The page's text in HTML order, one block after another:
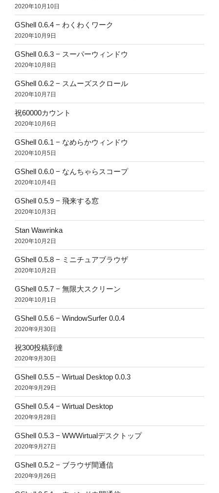
2020年10月10日
GShell 0.6.4 − わくわくワーク
2020年10月9日
GShell 0.6.3 − スーパーウィンドウ
2020年10月8日
GShell 0.6.2 − スムーズスクロール
2020年10月7日
祝60000カウント
2020年10月6日
GShell 0.6.1 − なめらかウィンドウ
2020年10月5日
GShell 0.6.0 − なんちゃらスコープ
2020年10月4日
GShell 0.5.9 − 飛来する窓
2020年10月3日
Stan Wawrinka
2020年10月2日
GShell 0.5.8 − ミニチュアブラウザ
2020年10月2日
GShell 0.5.7 − 無限大スクリーン
2020年10月1日
GShell 0.5.6 − WindowSurfer 0.0.4
2020年9月30日
祝300投稿到達
2020年9月30日
GShell 0.5.5 − Wirtual Desktop 0.0.3
2020年9月29日
GShell 0.5.4 − Wirtual Desktop
2020年9月28日
GShell 0.5.3 − WWWirtualデスクトップ
2020年9月27日
GShell 0.5.2 − ブラウザ間通信
2020年9月26日